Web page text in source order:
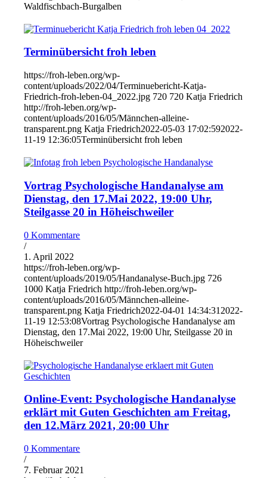
Waldfischbach-Burgalben
Terminübersicht froh leben
https://froh-leben.org/wp-
content/uploads/2022/04/Terminuebericht-Katja-
Friedrich-froh-leben-04_2022.jpg 720 720 Katja Friedrich
http://froh-leben.org/wp-
content/uploads/2016/05/Männchen-alleine-
transparent.png Katja Friedrich2022-05-03 17:02:592022-
11-19 12:36:05Terminübersicht froh leben
Vortrag Psychologische Handanalyse am
Dienstag, den 17.Mai 2022, 19:00 Uhr,
Steilgasse 20 in Höheischweiler
0 Kommentare
/
1. April 2022
https://froh-leben.org/wp-
content/uploads/2019/05/Handanalyse-Buch.jpg 726
1000 Katja Friedrich http://froh-leben.org/wp-
content/uploads/2016/05/Männchen-alleine-
transparent.png Katja Friedrich2022-04-01 14:34:31 2022-
11-19 12:53:08Vortrag Psychologische Handanalyse am
Dienstag, den 17.Mai 2022, 19:00 Uhr, Steilgasse 20 in
Höheischweiler
Online-Event: Psychologische Handanalyse
erklärt mit Guten Geschichten am Freitag,
den 12.März 2021, 20:00 Uhr
0 Kommentare
/
7. Februar 2021